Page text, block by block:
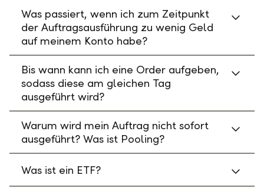
Was passiert, wenn ich zum Zeitpunkt
der Auftragsausführung zu wenig Geld
auf meinem Konto habe?
Bis wann kann ich eine Order aufgeben,
sodass diese am gleichen Tag
ausgeführt wird?
Warum wird mein Auftrag nicht sofort
ausgeführt? Was ist Pooling?
Was ist ein ETF?